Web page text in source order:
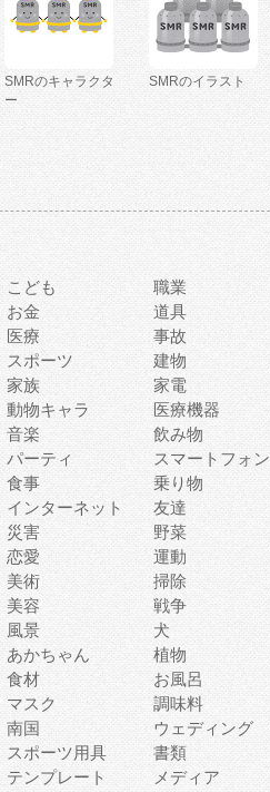
SMRのキャラクタ
ー
SMRのイラスト
こども 職業
お金 道具
医療 事故
スポーツ 建物
家族 家電
動物キャラ 医療機器
音楽 飲み物
パーティ スマートフォン
食事 乗り物
インターネット 友達
災害 野菜
恋愛 運動
美術 掃除
美容 戦争
風景 犬
あかちゃん 植物
食材 お風呂
マスク 調味料
南国 ウェディング
スポーツ用具 書類
テンプレート メディア